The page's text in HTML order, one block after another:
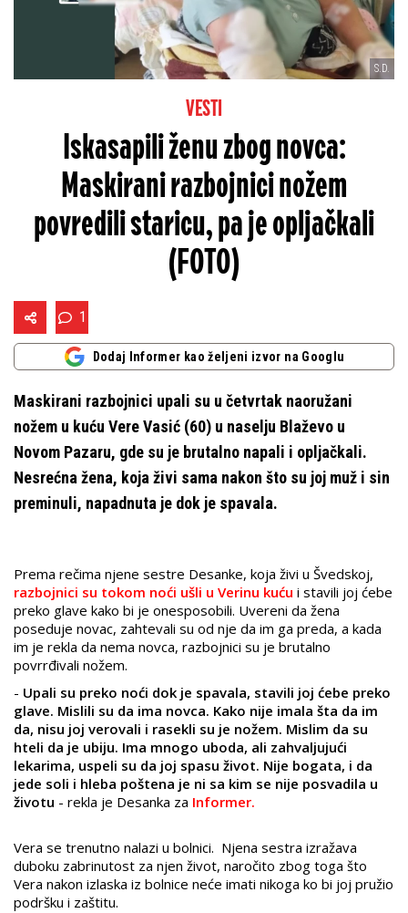
S.D.
VESTI
Iskasapili ženu zbog novca:
Maskirani razbojnici nožem
povredili staricu, pa je opljačkali
(FOTO)
1
Dodaj Informer kao željeni izvor na Googlu
Maskirani razbojnici upali su u četvrtak naoružani
nožem u kuću Vere Vasić (60) u naselju Blaževo u
Novom Pazaru, gde su je brutalno napali i opljačkali.
Nesrećna žena, koja živi sama nakon što su joj muž i sin
preminuli, napadnuta je dok je spavala.
Prema rečima njene sestre Desanke, koja živi u Švedskoj,
razbojnici su tokom noći ušli u Verinu kuću i stavili joj ćebe
preko glave kako bi je onesposobili. Uvereni da žena
poseduje novac, zahtevali su od nje da im ga preda, a kada
im je rekla da nema novca, razbojnici su je brutalno
povrrđivali nožem.
- Upali su preko noći dok je spavala, stavili joj ćebe preko
glave. Mislili su da ima novca. Kako nije imala šta da im
da, nisu joj verovali i rasekli su je nožem. Mislim da su
hteli da je ubiju. Ima mnogo uboda, ali zahvaljujući
lekarima, uspeli su da joj spasu život. Nije bogata, i da
jede soli i hleba poštena je ni sa kim se nije posvadila u
životu - rekla je Desanka za Informer.
Vera se trenutno nalazi u bolnici. Njena sestra izražava
duboku zabrinutost za njen život, naročito zbog toga što
Vera nakon izlaska iz bolnice neće imati nikoga ko bi joj pružio
podršku i zaštitu.